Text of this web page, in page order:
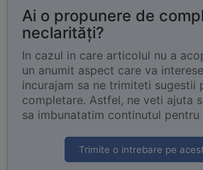
Ai o propunere de
neclarități?
In cazul in care articolul nu a
un anumit aspect care va
incurajam sa ne trimiteti sugestii
completare. Astfel, ne veti ajuta
sa imbunatatim continutul
Trimite o intrebare pe